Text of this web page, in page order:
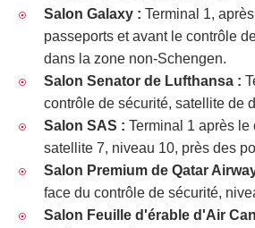
Salon Galaxy : Terminal 1,
passeports et avant le contrôle
dans la zone non-Schengen.
Salon Senator de Lufthansa :
contrôle de sécurité, satellite de
Salon SAS : Terminal 1 après le
satellite 7, niveau 10, près des
Salon Premium de Qatar
face du contrôle de sécurité,
Salon Feuille d'érable d'Air